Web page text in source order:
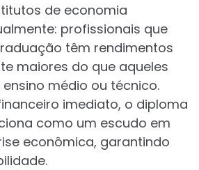
de economia
profissionais que
têm rendimentos
maiores do que aqueles
médio ou técnico.
imediato, o diploma
como um escudo em
econômica, garantindo